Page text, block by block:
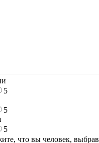
5
5
5
что вы человек, выбрав